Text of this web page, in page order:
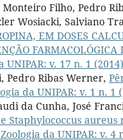
Filho, Pedro
Wosiacki, Salviano
EM DOSES
v. 17 n. 1 (2014)
Pedro Ribas Werner,
da UNIPAR: v. 1 n. 1
da Cunha, José
Staphylococcus
da UNIPAR: v. 4